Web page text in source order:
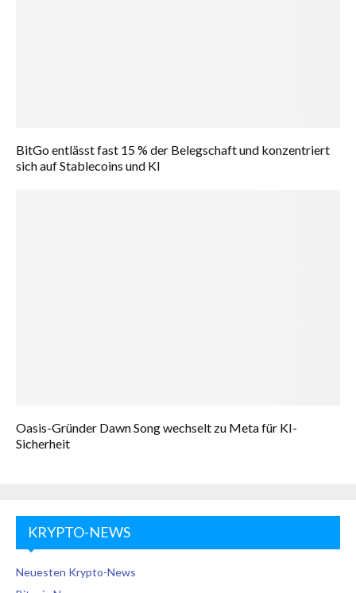
BitGo entlässt fast 15 % der Belegschaft und konzentriert
sich auf Stablecoins und KI
Oasis-Gründer Dawn Song wechselt zu Meta für KI-
Sicherheit
KRYPTO-NEWS
Neuesten Krypto-News